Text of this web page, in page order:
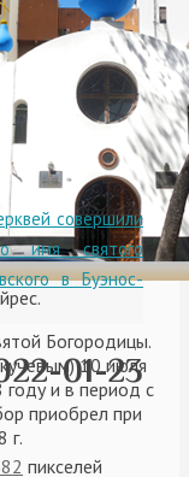
Богородицы.
10 июля
и в период с
приобрел при
г.
совершили
имя святого
в Буэнос-
01-23
пикселей